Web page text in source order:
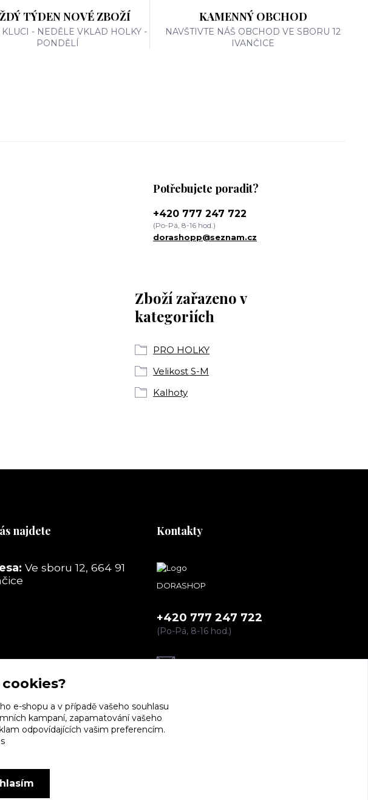
TÝDEN NOVÉ ZBOŽÍ
- NEDĚLE VKLAD HOLKY -
PONDĚLÍ
KAMENNÝ OBCHOD
NAVŠTIVTE NÁŠ OBCHOD VE SBORU 12
IVANČICE
Zboží zařazeno v
kategoriích
PRO HOLKY
Velikost S-M
Kalhoty
Potřebujete poradit?
+420 777 247 722
(Po-Pá, 8-16 hod.)
dorashopp@seznam.cz
najdete
Ve sboru 12, 664 91
Kontakty
DORASHOP
+420 777 247 722
(Po-Pá, 8-16 hod.)
dorashopp@seznam.cz
e-shopu a v případě vašeho souhlasu
kampaní, zapamatování vašeho
odpovídajících vašim preferencím.